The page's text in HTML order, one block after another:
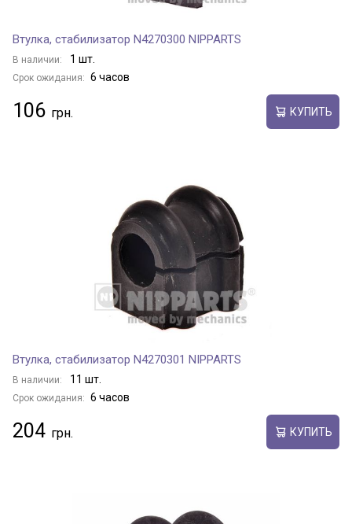
Втулка, стабилизатор N4270300 NIPPARTS
В наличии: 1 шт.
Срок ожидания: 6 часов
106 КУПИТЬ
Втулка, стабилизатор N4270301 NIPPARTS
В наличии: 11 шт.
Срок ожидания: 6 часов
204 КУПИТЬ